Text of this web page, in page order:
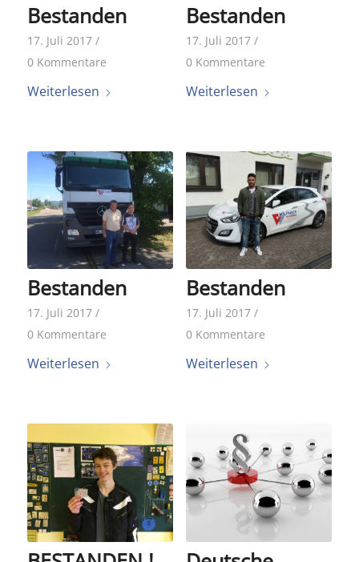
Bestanden
17. Juli 2017 /
0 Kommentare
Weiterlesen
Bestanden
17. Juli 2017 /
0 Kommentare
Weiterlesen
Bestanden
17. Juli 2017 /
0 Kommentare
Weiterlesen
Bestanden
17. Juli 2017 /
0 Kommentare
Weiterlesen